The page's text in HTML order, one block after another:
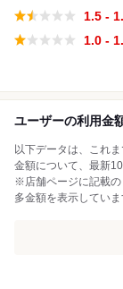
1.5 -
1.0 -
ユーザーの利用金
以下データは、これ
金額について、最新
※店舗ページに記載の
多金額を表示していま